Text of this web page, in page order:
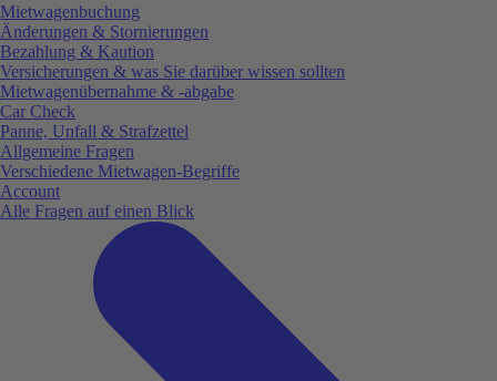
Mietwagenbuchung
Änderungen & Stornierungen
Bezahlung & Kaution
Versicherungen & was Sie darüber wissen sollten
Mietwagenübernahme & -abgabe
Car Check
Panne, Unfall & Strafzettel
Allgemeine Fragen
Verschiedene Mietwagen-Begriffe
Account
Alle Fragen auf einen Blick